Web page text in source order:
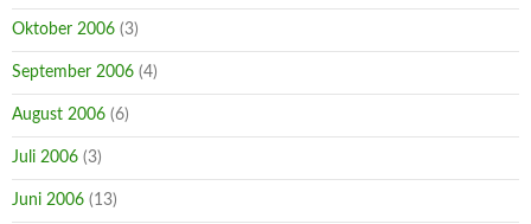
Oktober 2006 (3)
September 2006 (4)
August 2006 (6)
Juli 2006 (3)
Juni 2006 (13)